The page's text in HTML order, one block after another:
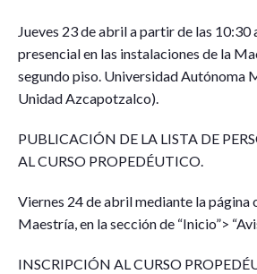
Jueves 23 de abril a partir de las 10:30
presencial en las instalaciones de la
segundo piso. Universidad Autónoma
Unidad Azcapotzalco).
PUBLICACIÓN DE LA LISTA DE
AL CURSO PROPEDÉUTICO.
Viernes 24 de abril mediante la página
Maestría, en la sección de “Inicio”>
INSCRIPCIÓN AL CURSO